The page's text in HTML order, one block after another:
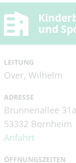
und
LEITUNG
Over, Wilhelm
ADRESSE
Brunnenallee 31a
53332 Bornheim
Anfahrt
ÖFFNUNGSZEITEN